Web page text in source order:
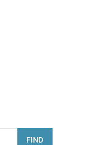
FIND